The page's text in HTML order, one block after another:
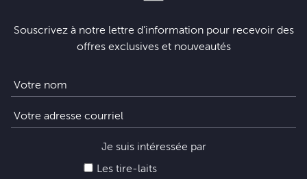
Souscrivez à notre lettre d’information pour recevoir des
offres exclusives et nouveautés
Je suis intéressée par
Les tire-laits